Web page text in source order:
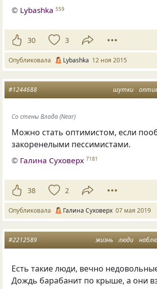
© Lybashka 559
30 3
Опубликовала Lybashka 12 ноя 2015
шутки
#1244688
Со стены Влада (Near)
Можно стать оптимистом, если
закоренелыми пессимистами.
© Галина Суховерх 7181
38 2
Опубликовала Галина Суховерх 07 мая 2019
жизнь люди
#2212589
Есть такие люди, вечно
Дождь барабанит по крыше, а они